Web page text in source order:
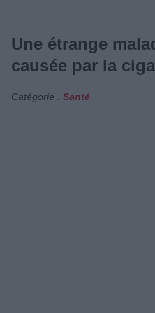
Une étrange
causée par la
Catégorie : Santé